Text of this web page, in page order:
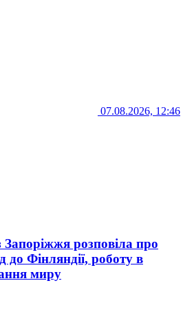
07.08.2026, 12:46
Запоріжжя розповіла про
до Фінляндії, роботу в
миру